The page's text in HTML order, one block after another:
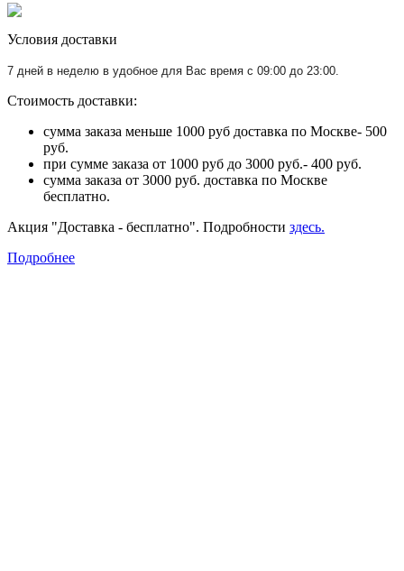
Условия доставки
7 дней в неделю в удобное для Вас время с 09:00 до 23:00.
Стоимость доставки:
сумма заказа меньше 1000 руб доставка по Москве- 500
руб.
при сумме заказа от 1000 руб до 3000 руб.- 400 руб.
сумма заказа от 3000 руб. доставка по Москве
бесплатно.
Акция "Доставка - бесплатно". Подробности здесь.
Подробнее